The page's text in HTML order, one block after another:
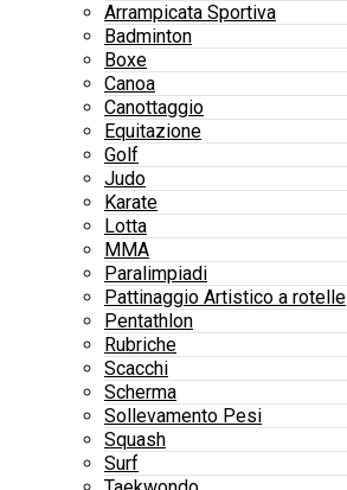
Arrampicata Sportiva
Badminton
Boxe
Canoa
Canottaggio
Equitazione
Golf
Judo
Karate
Lotta
MMA
Paralimpiadi
Pattinaggio Artistico a rotelle
Pentathlon
Rubriche
Scacchi
Scherma
Sollevamento Pesi
Squash
Surf